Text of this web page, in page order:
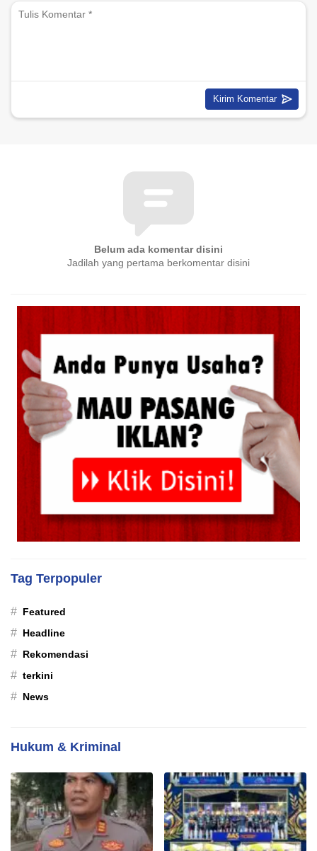
Belum ada komentar disini
Jadilah yang pertama berkomentar disini
Tag Terpopuler
# Featured
# Headline
# Rekomendasi
# terkini
# News
Hukum & Kriminal